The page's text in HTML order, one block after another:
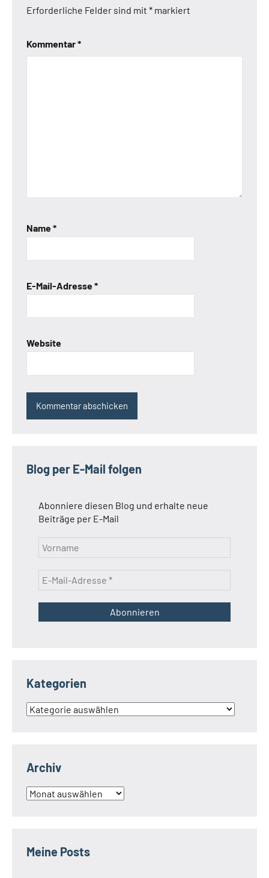
Erforderliche Felder sind mit * markiert
Kommentar*
Name*
E-Mail-Adresse*
Website
Blog per E-Mail folgen
Abonniere diesen Blog und erhalte neue
Beiträge per E-Mail
Kategorien
Kategorien
Archiv
Archiv
Meine Posts